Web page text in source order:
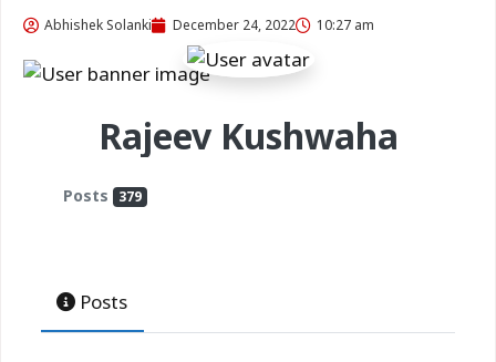
Abhishek Solanki December 24, 2022 10:27 am
Rajeev Kushwaha
Posts 379
Posts